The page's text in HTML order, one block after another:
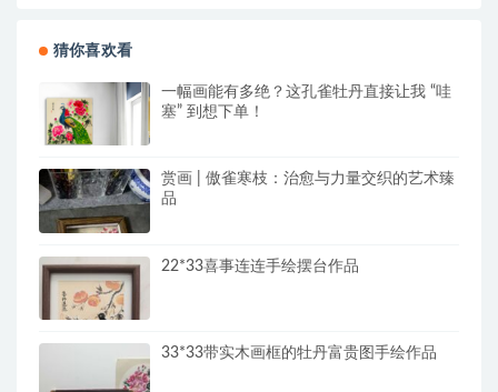
猜你喜欢看
一幅画能有多绝？这孔雀牡丹直接让我 “哇
塞” 到想下单！
赏画 | 傲雀寒枝：治愈与力量交织的艺术臻
品
22*33喜事连连手绘摆台作品
33*33带实木画框的牡丹富贵图手绘作品